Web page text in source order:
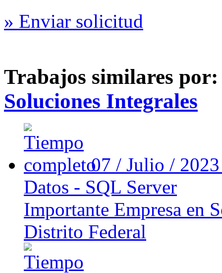
» Enviar solicitud
Trabajos similares
Soluciones Integrales
07 / Julio /
Datos - SQL Server
Importante Empresa en
Distrito Federal